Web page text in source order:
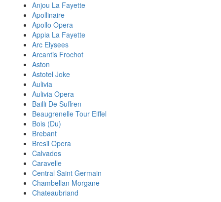
Anjou La Fayette
Apollinaire
Apollo Opera
Appia La Fayette
Arc Elysees
Arcantis Frochot
Aston
Astotel Joke
Aulivia
Aulivia Opera
Bailli De Suffren
Beaugrenelle Tour Eiffel
Bois (Du)
Brebant
Bresil Opera
Calvados
Caravelle
Central Saint Germain
Chambellan Morgane
Chateaubriand